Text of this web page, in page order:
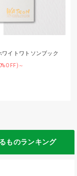
ワイトワトソンブック
～
ものランキング